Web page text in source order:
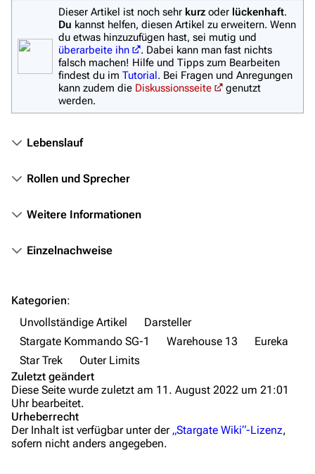
Stargate Atlantis
Stargate Universe
Stargate Origins
Stargate Infinity
Filme
Das Stargate-Universum
Völker
Zeitleiste
Fanprojekte
Kommerzielles
Hilfe
Dieser Artikel ist noch sehr kurz oder lückenhaft.
Du kannst helfen, diesen Artikel zu erweitern. Wenn
du etwas hinzuzufügen hast, sei mutig und
überarbeite ihn
. Dabei kann man fast nichts
falsch machen! Hilfe und Tipps zum Bearbeiten
findest du im Tutorial. Bei Fragen und Anregungen
kann zudem die Diskussionsseite
genutzt
werden.
Lebenslauf
Rollen und Sprecher
Weitere Informationen
Einzelnachweise
Kategorien:
Unvollständige Artikel
Darsteller
Stargate Kommando SG-1
Warehouse 13
Eureka
Star Trek
Outer Limits
Zuletzt geändert
Diese Seite wurde zuletzt am 11. August 2022 um 21:01
Uhr bearbeitet.
Urheberrecht
Der Inhalt ist verfügbar unter der „Stargate Wiki“-Lizenz,
sofern nicht anders angegeben.